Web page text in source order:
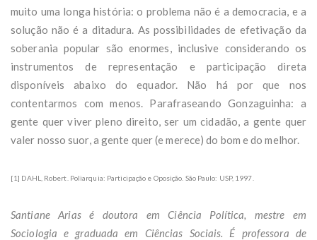
muito uma longa história: o problema não é a democracia, e a
solução não é a ditadura. As possibilidades de efetivação da
soberania popular são enormes, inclusive considerando os
instrumentos de representação e participação direta
disponíveis abaixo do equador. Não há por que nos
contentarmos com menos. Parafraseando Gonzaguinha: a
gente quer viver pleno direito, ser um cidadão, a gente quer
valer nosso suor, a gente quer (e merece) do bom e do melhor.
[1] DAHL, Robert. Poliarquia: Participação e Oposição. São Paulo: USP, 1997.
Santiane Arias é doutora em Ciência Política, mestre em
Sociologia e graduada em Ciências Sociais. É professora de